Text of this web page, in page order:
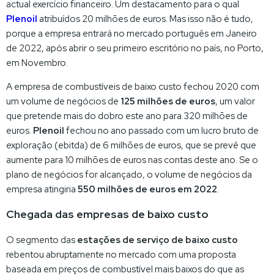
actual exercício financeiro. Um destacamento para o qual
Plenoil atribuídos 20 milhões de euros. Mas isso não é tudo,
porque a empresa entrará no mercado português em Janeiro
de 2022, após abrir o seu primeiro escritório no país, no Porto,
em Novembro.
A empresa de combustíveis de baixo custo fechou 2020 com
um volume de negócios de 125 milhões de euros, um valor
que pretende mais do dobro este ano para 320 milhões de
euros. Plenoil fechou no ano passado com um lucro bruto de
exploração (ebitda) de 6 milhões de euros, que se prevê que
aumente para 10 milhões de euros nas contas deste ano. Se o
plano de negócios for alcançado, o volume de negócios da
empresa atingiria 550 milhões de euros em 2022.
Chegada das empresas de baixo custo
O segmento das estações de serviço de baixo custo
rebentou abruptamente no mercado com uma proposta
baseada em preços de combustível mais baixos do que as